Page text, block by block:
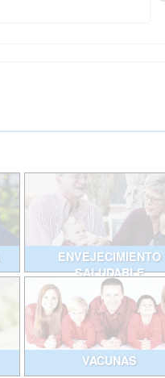
ENVEJECIMIENTO
SALUDABLE
VACUNAS